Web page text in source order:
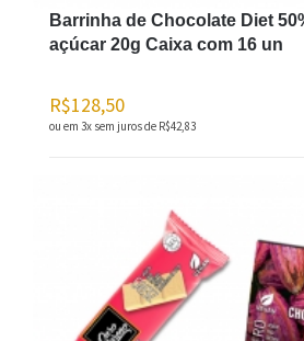
Barrinha de Chocolate Diet
açúcar 20g Caixa com 16 un
R$128,50
ou em 3x sem juros de R$42,83